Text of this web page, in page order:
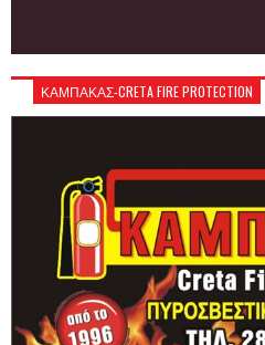
ΚΑΜΠΑΚΑΣ-CRETA FIRE PROTECTION